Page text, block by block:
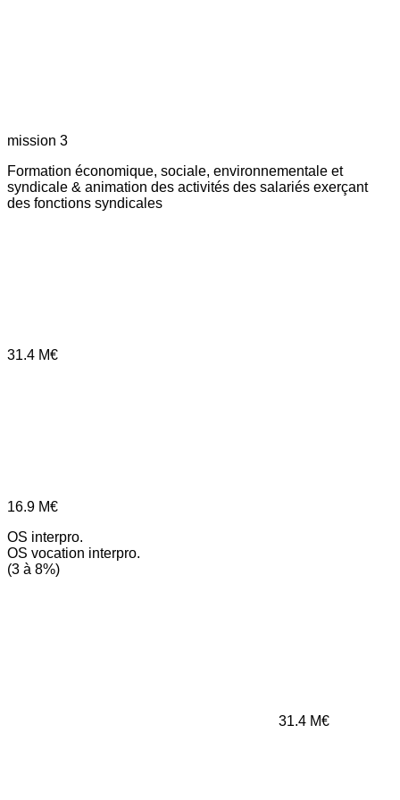
mission 3
Formation économique, sociale, environnementale et
syndicale & animation des activités des salariés exerçant
des fonctions syndicales
31.4 M€
16.9 M€
OS interpro.
OS vocation interpro.
(3 à 8%)
31.4 M€